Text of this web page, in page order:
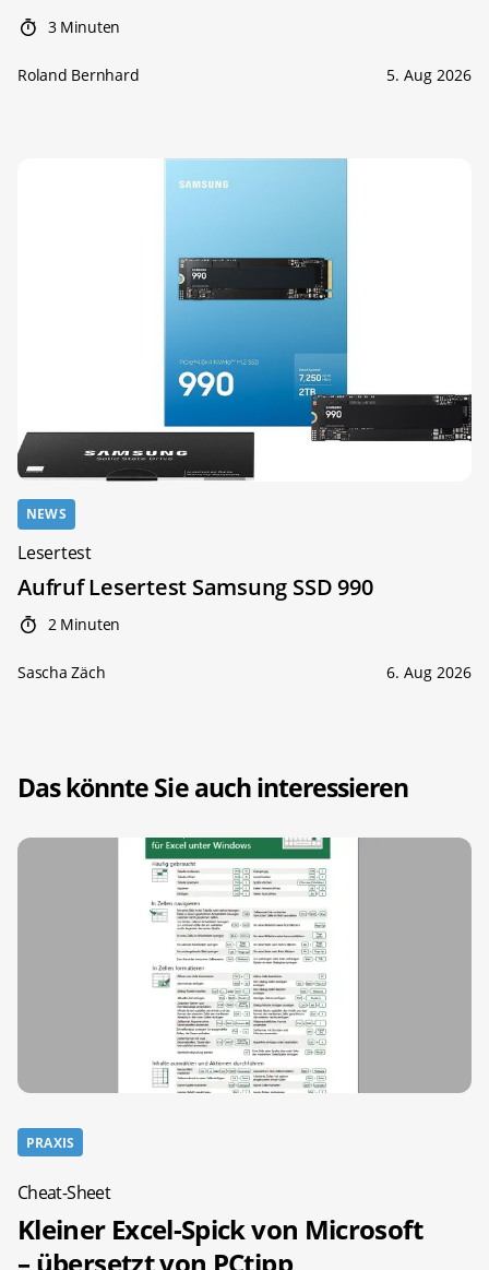
3 Minuten
Roland Bernhard 5. Aug 2026
NEWS
Lesertest
Aufruf Lesertest Samsung SSD 990
2 Minuten
Sascha Zäch 6. Aug 2026
Das könnte Sie auch interessieren
PRAXIS
Cheat-Sheet
Kleiner Excel-Spick von Microsoft